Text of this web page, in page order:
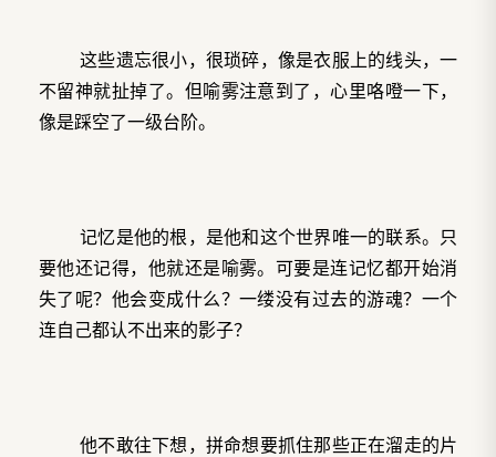
这些遗忘很小，很琐碎，像是衣服上的线头，一
不留神就扯掉了。但喻雾注意到了，心里咯噔一下，
像是踩空了一级台阶。
记忆是他的根，是他和这个世界唯一的联系。只
要他还记得，他就还是喻雾。可要是连记忆都开始消
失了呢？他会变成什么？一缕没有过去的游魂？一个
连自己都认不出来的影子？
他不敢往下想，拼命想要抓住那些正在溜走的片